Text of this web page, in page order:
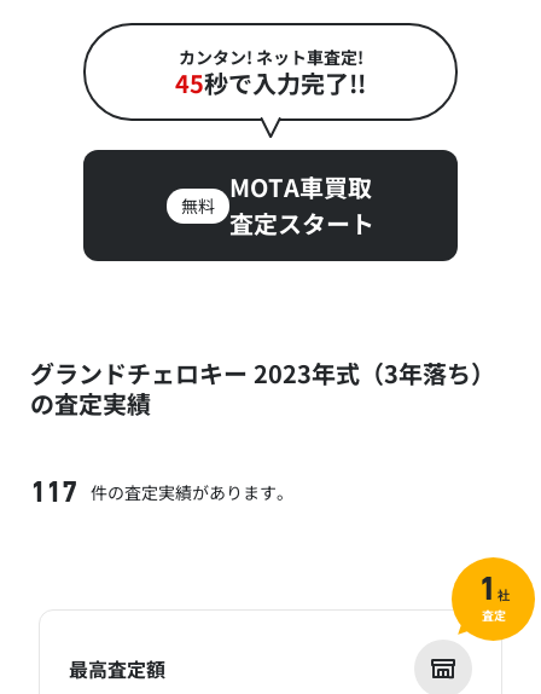
カンタン! ネット車査定!
45秒で入力完了!!
無料
MOTA車買取
査定スタート
グランドチェロキー 2023年式（3年落ち）
の査定実績
117 件の査定実績があります。
最高査定額
1 社
査定